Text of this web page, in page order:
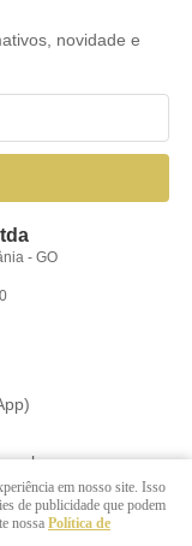
novidade e
-GO
em nosso site. Isso
de publicidade que podem
nossa Política de